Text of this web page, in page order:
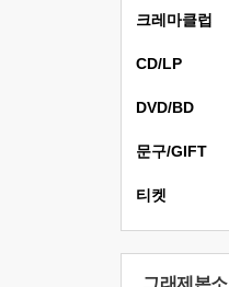
크레마클럽
CD/LP
DVD/BD
문구/GIFT
티켓
그래제본소